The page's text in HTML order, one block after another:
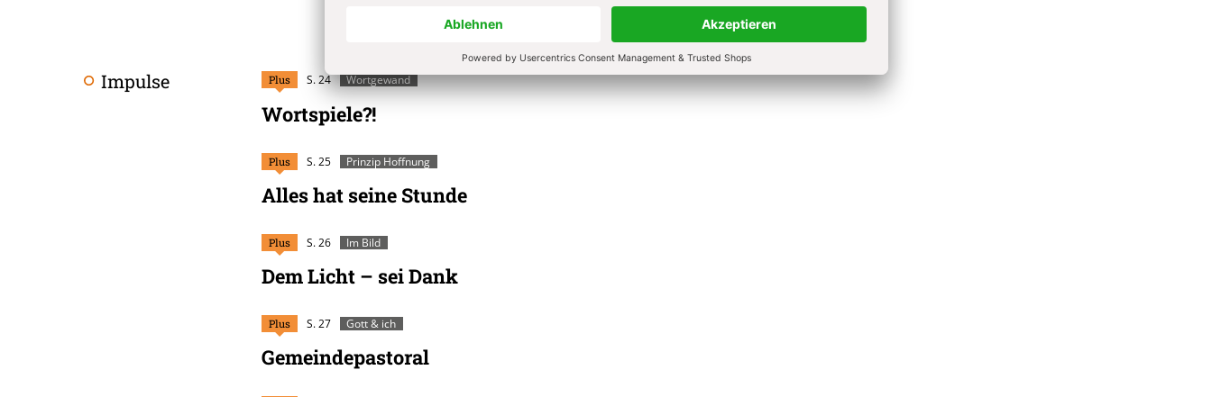
Impulse Plus S. 24 Wortgewand
Wortspiele?!
Plus S. 25 Prinzip Hoffnung
Alles hat seine Stunde
Plus S. 26 Im Bild
Dem Licht – sei Dank
Plus S. 27 Gott & ich
Gemeindepastoral